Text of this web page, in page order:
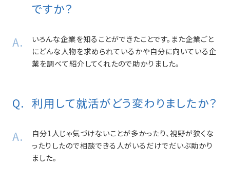
ですか？
いろんな企業を知ることができたことです。また企業ごと
にどんな人物を求められているかや自分に向いている企
業を調べて紹介してくれたので助かりました。
利用して就活がどう変わりましたか？
自分1人じゃ気づけないことが多かったり、視野が狭くな
ったりしたので相談できる人がいるだけでだいぶ助かり
ました。